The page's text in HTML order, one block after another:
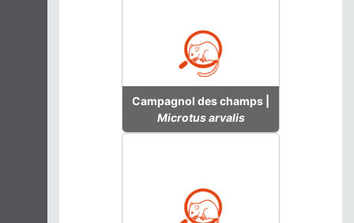
Campagnol des champs |
Microtus arvalis